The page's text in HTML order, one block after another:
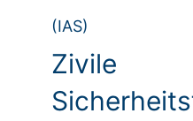
(IAS)
Zivile